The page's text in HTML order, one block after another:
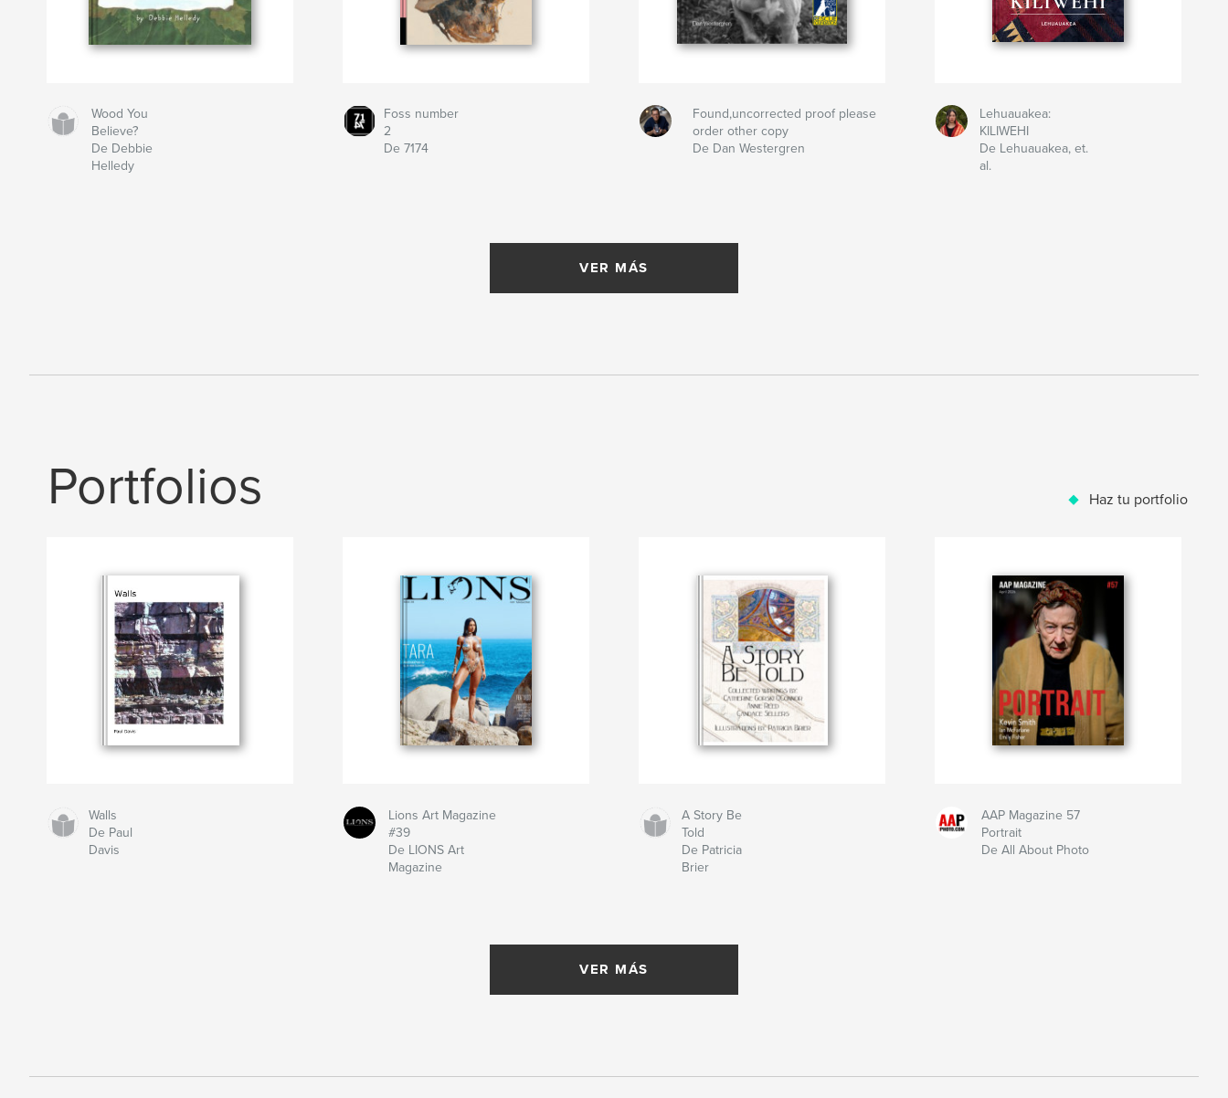
Wood You
Believe?
De Debbie
Helledy
Foss number
2
De 7174
Found,uncorrected proof please
order other copy
De Dan Westergren
Lehuauakea:
KILIWEHI
De Lehuauakea, et.
al.
VER MÁS
Portfolios Haz tu portfolio
Walls
De Paul
Davis
Lions Art Magazine
#39
De LIONS Art
Magazine
A Story Be
Told
De Patricia
Brier
AAP Magazine 57
Portrait
De All About Photo
VER MÁS